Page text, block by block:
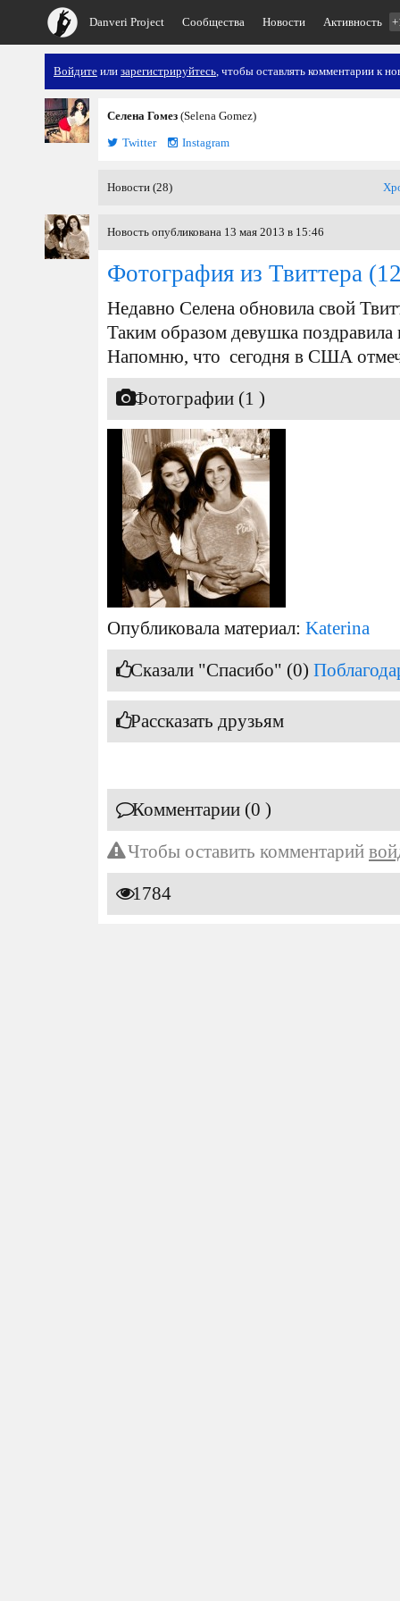
Danveri Project Сообщества Новости Активность
Войдите или зарегистрируйтесь, чтобы оставлять комментарии к
Селена Гомез (Selena Gomez)
Twitter
Instagram
Новости (28)
Новость опубликована 13 мая 2013 в 15:46
Фотография из Твиттера
Недавно Селена обновила свой
Таким образом девушка поздравила
Напомню, что сегодня в США
Фотографии (1 )
Опубликовала материал: Katerina
Сказали "Спасибо" (0)
Рассказать друзьям
Комментарии (0 )
Чтобы оставить комментарий
1784